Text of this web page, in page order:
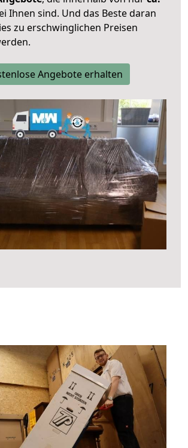
Ihnen sind. Und das Beste daran
zu erschwinglichen Preisen
Angebote erhalten